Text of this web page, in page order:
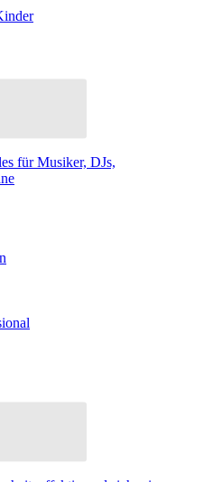
für Musiker, DJs,